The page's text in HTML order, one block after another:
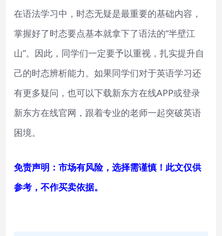
在语法学习中，时态无疑是最重要的基础内容，
掌握好了时态要点基本就拿下了语法的“半壁江
山”。因此，同学们一定要予以重视，扎实提升自
己的时态辨析能力。如果同学们对于英语学习还
有更多疑问，也可以下载新东方在线APP或登录
新东方在线官网，跟着专业的老师一起突破英语
困境。
免责声明：市场有风险，选择需谨慎！此文仅供
参考，不作买卖依据。